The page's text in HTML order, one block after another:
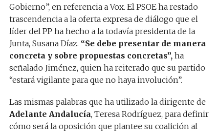
Gobierno”, en referencia a Vox. El PSOE ha restado
trascendencia a la oferta expresa de diálogo que el
líder del PP ha hecho a la todavía presidenta de la
Junta, Susana Díaz. “Se debe presentar de manera
concreta y sobre propuestas concretas”, ha
señalado Jiménez, quien ha reiterado que su partido
“estará vigilante para que no haya involución”.
Las mismas palabras que ha utilizado la dirigente de
Adelante Andalucía, Teresa Rodríguez, para definir
cómo será la oposición que plantee su coalición al